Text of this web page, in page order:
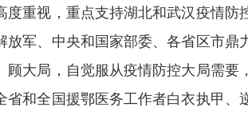
视，重点支持湖北和武汉疫情防
放军、中央和国家部委、各省区市
大局，自觉服从疫情防控大局需
省和全国援鄂医务工作者白衣执甲